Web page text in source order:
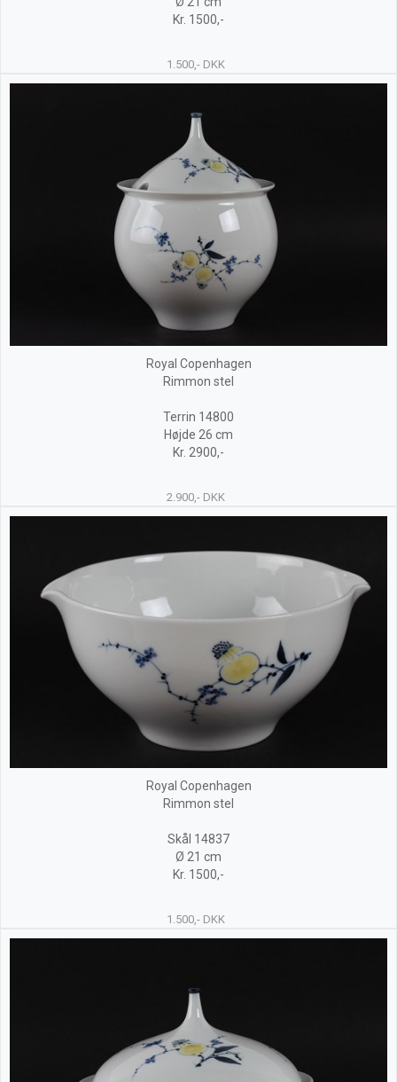
Kr. 1500,-
1.500,- DKK
Royal Copenhagen
Rimmon stel
Terrin 14800
Højde 26 cm
Kr. 2900,-
2.900,- DKK
Royal Copenhagen
Rimmon stel
Skål 14837
Ø 21 cm
Kr. 1500,-
1.500,- DKK